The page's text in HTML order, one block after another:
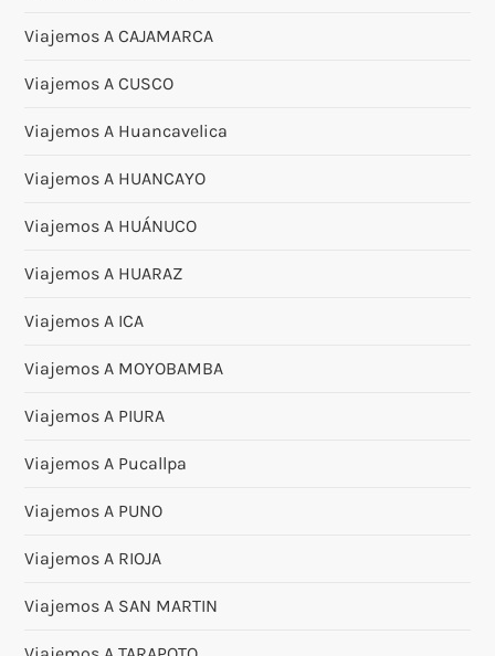
Viajemos A CAJAMARCA
Viajemos A CUSCO
Viajemos A Huancavelica
Viajemos A HUANCAYO
Viajemos A HUÁNUCO
Viajemos A HUARAZ
Viajemos A ICA
Viajemos A MOYOBAMBA
Viajemos A PIURA
Viajemos A Pucallpa
Viajemos A PUNO
Viajemos A RIOJA
Viajemos A SAN MARTIN